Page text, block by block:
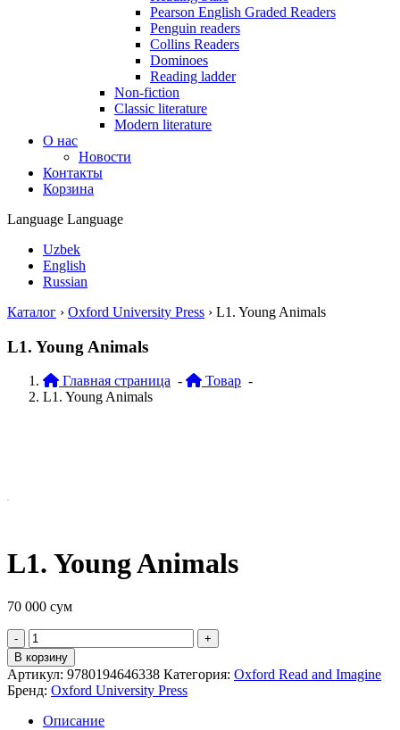
Pearson English Graded Readers
Penguin readers
Collins Readers
Dominoes
Reading ladder
Non-fiction
Classic literature
Modern literature
О нас
Новости
Контакты
Корзина
Language Language
Uzbek
English
Russian
Каталог › Oxford University Press › L1. Young Animals
L1. Young Animals
Главная страница - Товар -
L1. Young Animals
L1. Young Animals
70 000 сум
Quantity
В корзину
Артикул: 9780194646338 Категория: Oxford Read and Imagine
Бренд: Oxford University Press
Описание